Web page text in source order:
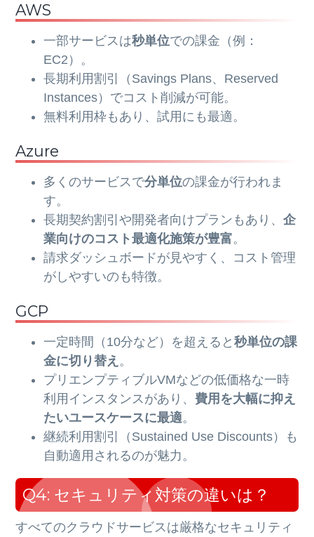
AWS
一部サービスは秒単位での課金（例：
EC2）。
長期利用割引（Savings Plans、Reserved
Instances）でコスト削減が可能。
無料利用枠もあり、試用にも最適。
Azure
多くのサービスで分単位の課金が行われま
す。
長期契約割引や開発者向けプランもあり、企
業向けのコスト最適化施策が豊富。
請求ダッシュボードが見やすく、コスト管理
がしやすいのも特徴。
GCP
一定時間（10分など）を超えると秒単位の課
金に切り替え 。
プリエンプティブルVMなどの低価格な一時
利用インスタンスがあり、費用を大幅に抑え
たいユースケースに最適。
継続利用割引（Sustained Use Discounts）も
自動適用されるのが魅力。
Q4: セキュリティ対策の違いは？
すべてのクラウドサービスは厳格なセキュリティ